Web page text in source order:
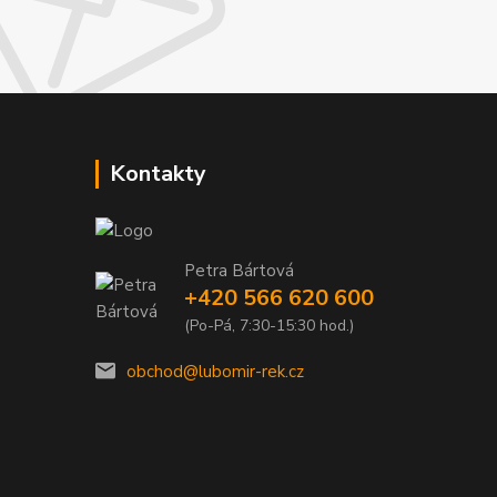
Kontakty
Petra Bártová
+420 566 620 600
(Po-Pá, 7:30-15:30 hod.)
obchod@lubomir-rek.cz